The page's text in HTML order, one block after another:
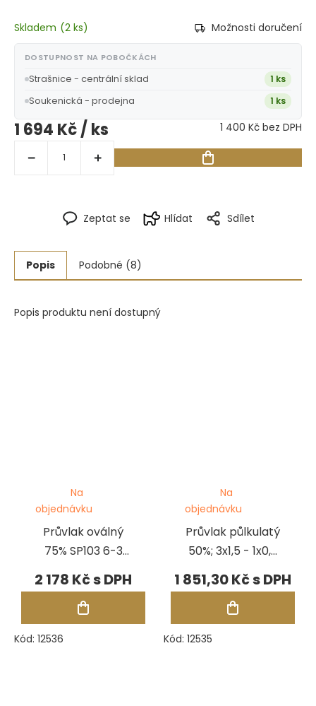
Zeptat se Hlídat Sdílet
Skladem (2 ks) Možnosti doručení
DOSTUPNOST NA POBOČKÁCH
Strašnice - centrální sklad 1 ks
Soukenická - prodejna 1 ks
1 694 Kč/ ks 1 400 Kč bez DPH
Popis Podobné (8)
Popis produktu není dostupný
Průvlak oválný
75% SP103 6-3
mm, 31 otvorů
Na
objednávku
2 178 Kč
Kód: 12536
Průvlak půlkulatý
50%; 3x1,5 - 1x0,5
mm, 20 otvorů
Na
objednávku
1 851,30 Kč
Kód: 12535